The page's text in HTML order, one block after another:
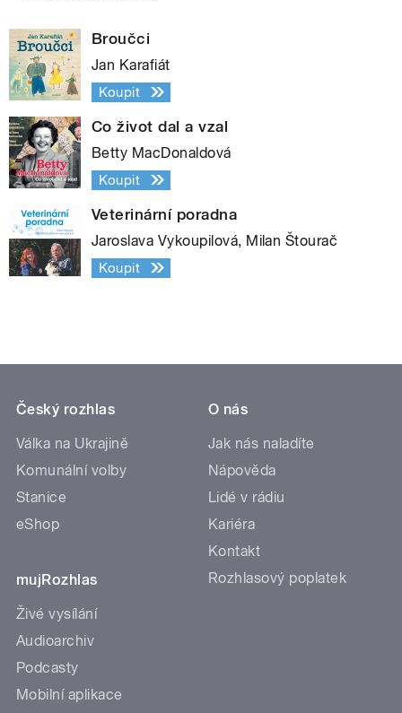
Broučci
Jan Karafiát
Koupit
Co život dal a vzal
Betty MacDonaldová
Koupit
Veterinární poradna
Jaroslava Vykoupilová, Milan Štourač
Koupit
Český rozhlas
Válka na Ukrajině
Komunální volby
Stanice
eShop
mujRozhlas
Živé vysílání
Audioarchiv
Podcasty
Mobilní aplikace
O nás
Jak nás naladíte
Nápověda
Lidé v rádiu
Kariéra
Kontakt
Rozhlasový poplatek